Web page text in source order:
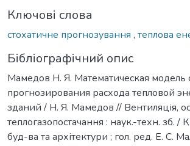
Ключові слова
стохатичне прогнозування , теплова
Бібліографічний опис
Мамедов Н. Я. Математическая модель
прогнозирования расхода тепловой
зданий / Н. Я. Мамедов // Вентиляція,
теплогазопостачання : наук.-техн. зб. /
буд-ва та архітектури ; гол. ред. Е. С.